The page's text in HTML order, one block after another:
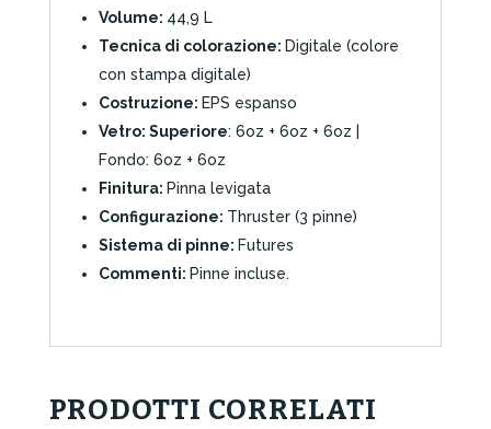
Volume: 44,9 L
Tecnica di colorazione: Digitale (colore
con stampa digitale)
Costruzione: EPS espanso
Vetro: Superiore: 6oz + 6oz + 6oz |
Fondo: 6oz + 6oz
Finitura: Pinna levigata
Configurazione: Thruster (3 pinne)
Sistema di pinne: Futures
Commenti: Pinne incluse.
PRODOTTI CORRELATI